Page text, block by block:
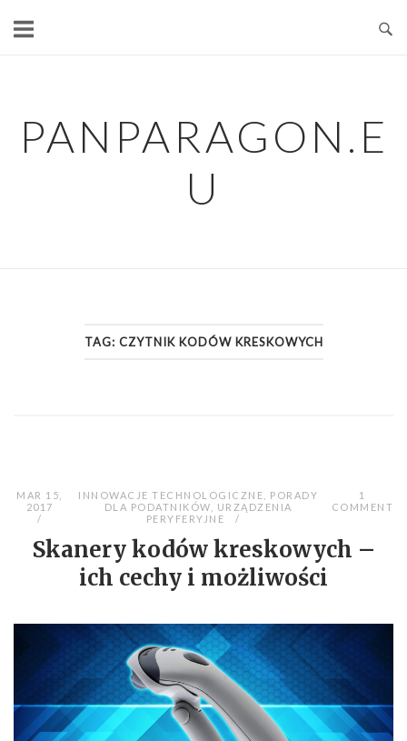
PANPARAGON.E
U
TAG: CZYTNIK KODÓW KRESKOWYCH
MAR 15,
2017
INNOWACJE TECHNOLOGICZNE
PORADY
DLA PODATNIKÓW
URZĄDZENIA
PERYFERYJNE
1
COMMENT
Skanery kodów kreskowych –
ich cechy i możliwości